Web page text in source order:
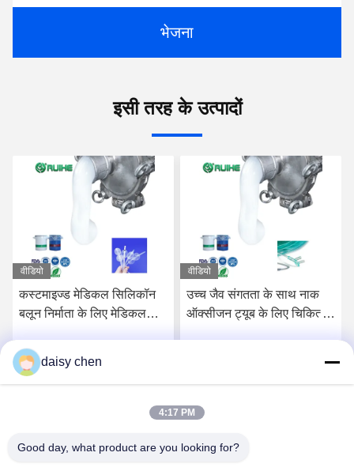
भेजना
इसी तरह के उत्पादों
वीडियो
कस्टमाइज्ड मेडिकल सिलिकॉन
बलून निर्माता के लिए मेडिकल
सर्वोत्तम मूल्य प्राप्त करें
वीडियो
उच्च जैव संगतता के साथ नाक
ऑक्सीजन ट्यूब के लिए चिकित्सा
daisy chen
4:17 PM
Good day, what product are you looking for?